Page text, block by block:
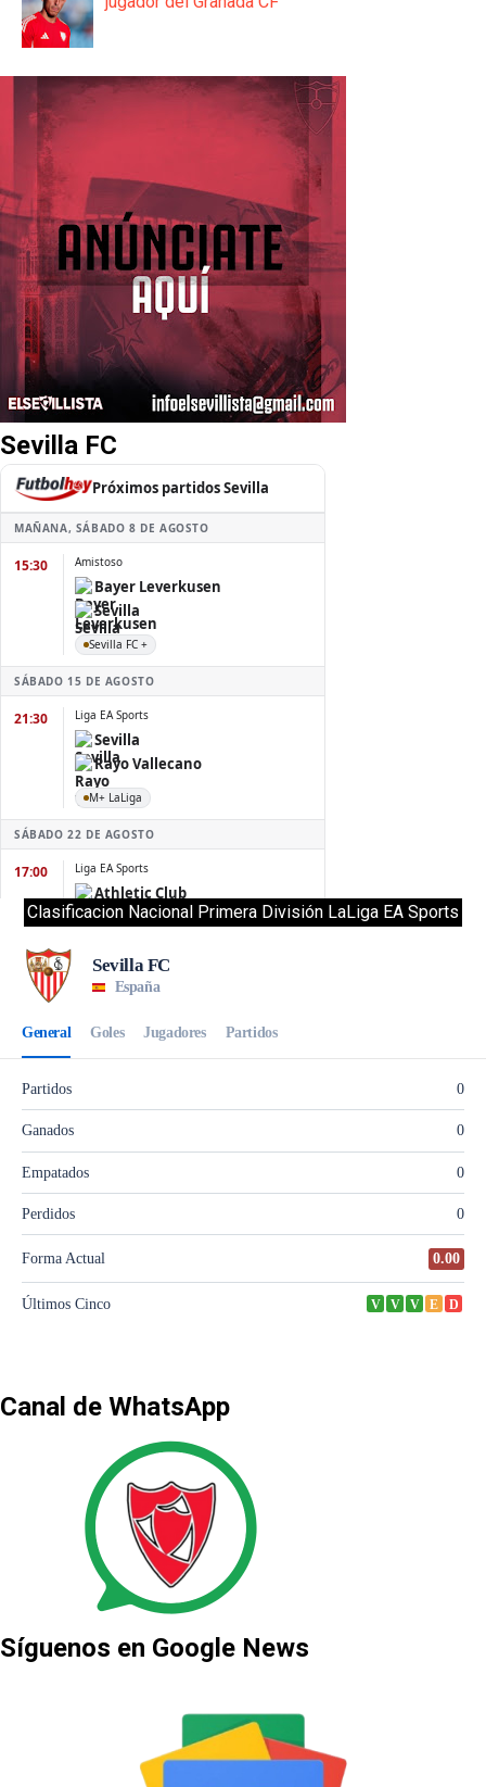
Sevilla FC
Clasificacion Nacional Primera División LaLiga EA Sports
Canal de WhatsApp
Síguenos en Google News